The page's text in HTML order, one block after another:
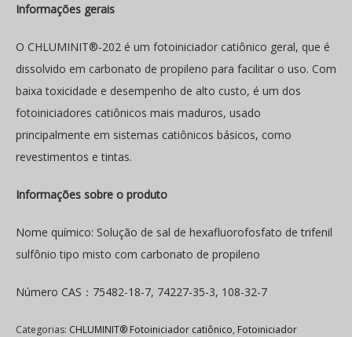
Informações gerais
O CHLUMINIT®-202 é um fotoiniciador catiônico geral, que é
dissolvido em carbonato de propileno para facilitar o uso. Com
baixa toxicidade e desempenho de alto custo, é um dos
fotoiniciadores catiônicos mais maduros, usado
principalmente em sistemas catiônicos básicos, como
revestimentos e tintas.
Informações sobre o produto
Nome químico: Solução de sal de hexafluorofosfato de trifenil
sulfônio tipo misto com carbonato de propileno
Número CAS：75482-18-7, 74227-35-3, 108-32-7
Categorias: CHLUMINIT® Fotoiniciador catiônico, Fotoiniciador